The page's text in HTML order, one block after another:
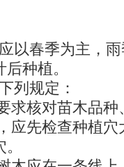
以春季为主，
后种植。
列规定：
求核对苗木品种
应先检查种植穴